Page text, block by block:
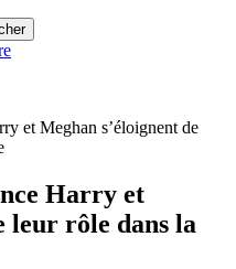
et Meghan s’éloignent de
Harry et
leur rôle dans la